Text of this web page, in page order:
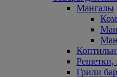
Мангалы
Решетки,
Грили